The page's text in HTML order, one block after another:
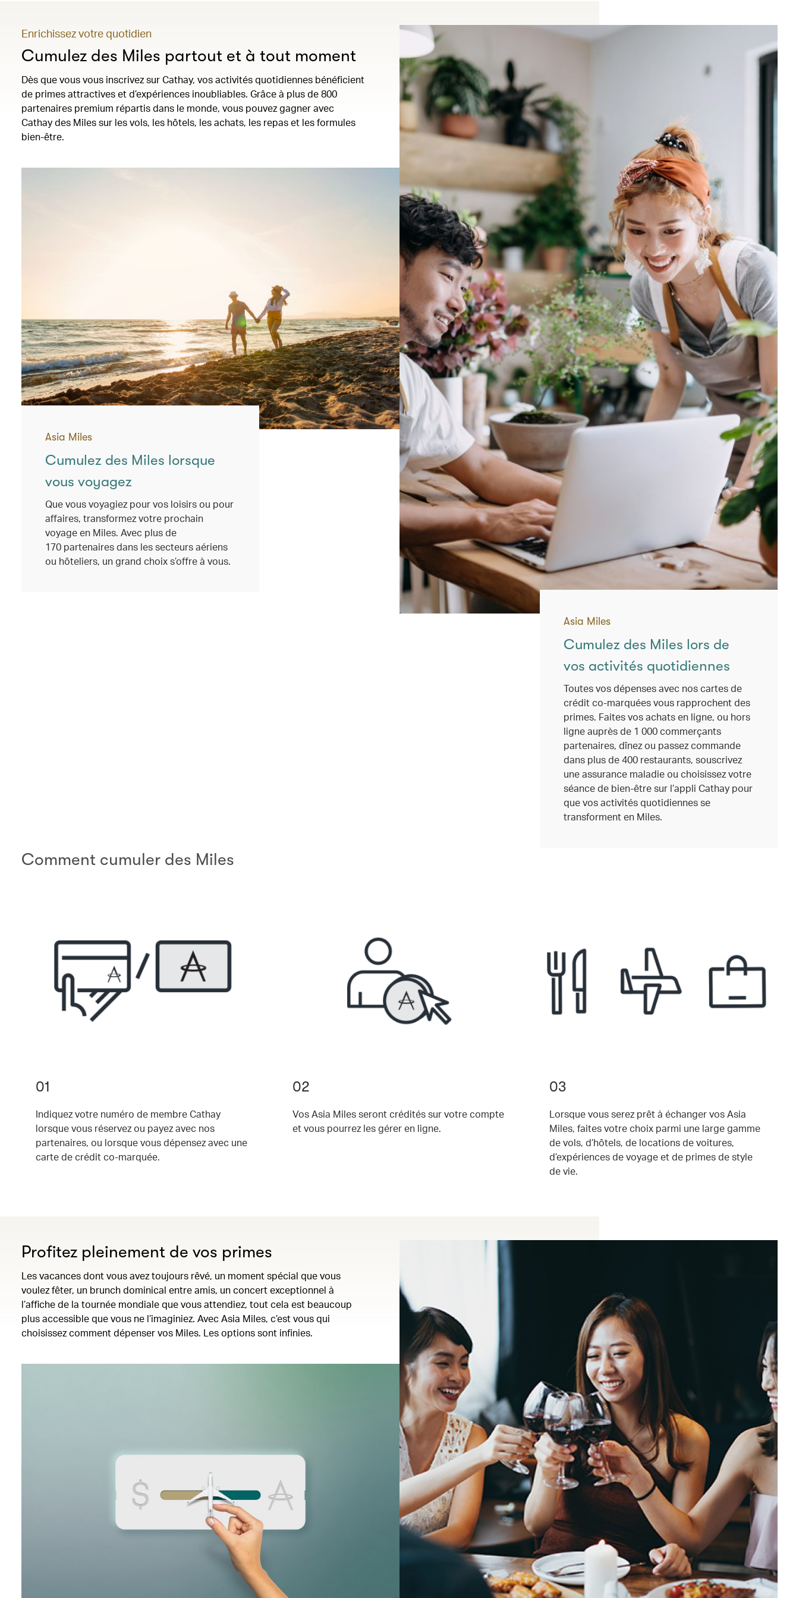
Enrichissez votre quotidien
Cumulez des Miles partout et à tout moment
Dès que vous vous inscrivez sur Cathay, vos activités quotidiennes bénéficient
de primes attractives et d’expériences inoubliables. Grâce à plus de 800
partenaires premium répartis dans le monde, vous pouvez gagner avec
Cathay des Miles sur les vols, les hôtels, les achats, les repas et les formules
bien-être.
Asia Miles
Cumulez des Miles lors de
vos activités quotidiennes
Toutes vos dépenses avec nos cartes de
crédit co-marquées vous rapprochent des
primes. Faites vos achats en ligne, ou hors
ligne auprès de 1 000 commerçants
partenaires, dînez ou passez commande
dans plus de 400 restaurants, souscrivez
une assurance maladie ou choisissez votre
séance de bien-être sur l’appli Cathay pour
que vos activités quotidiennes se
transforment en Miles.
Asia Miles
Cumulez des Miles lorsque
vous voyagez
Que vous voyagiez pour vos loisirs ou pour
affaires, transformez votre prochain
voyage en Miles. Avec plus de
170 partenaires dans les secteurs aériens
ou hôteliers, un grand choix s’offre à vous.
Comment cumuler des Miles
01
Indiquez votre numéro de membre Cathay
lorsque vous réservez ou payez avec nos
partenaires, ou lorsque vous dépensez avec une
carte de crédit co-marquée.
02
Vos Asia Miles seront crédités sur votre compte
et vous pourrez les gérer en ligne.
03
Lorsque vous serez prêt à échanger vos Asia
Miles, faites votre choix parmi une large gamme
de vols, d’hôtels, de locations de voitures,
d’expériences de voyage et de primes de style
de vie.
Profitez pleinement de vos primes
Les vacances dont vous avez toujours rêvé, un moment spécial que vous
voulez fêter, un brunch dominical entre amis, un concert exceptionnel à
l’affiche de la tournée mondiale que vous attendiez, tout cela est beaucoup
plus accessible que vous ne l’imaginiez. Avec Asia Miles, c’est vous qui
choisissez comment dépenser vos Miles. Les options sont infinies.